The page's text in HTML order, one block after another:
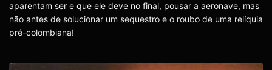
aparentam ser e que ele deve no final, pousar a aeronave, mas
não antes de solucionar um sequestro e o roubo de uma relíquia
pré-colombiana!